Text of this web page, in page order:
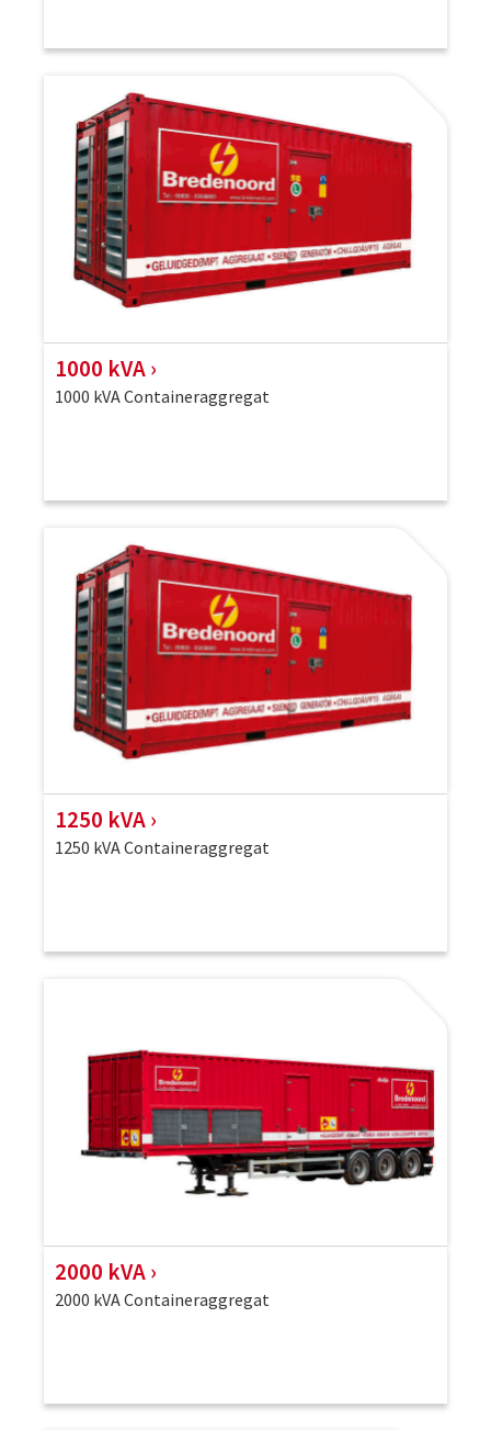
1000 kVA
1000 kVA Containeraggregat
1250 kVA
1250 kVA Containeraggregat
2000 kVA
2000 kVA Containeraggregat